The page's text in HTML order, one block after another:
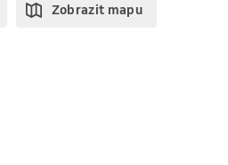
Zobrazit mapu